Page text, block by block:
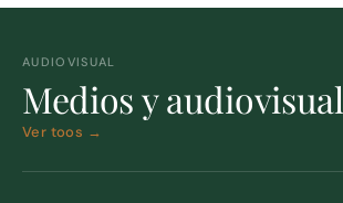
AUDIOVISUAL
Medios y audiovisual
Ver toos →